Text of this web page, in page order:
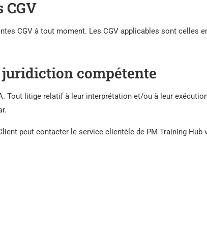
CGV à tout moment. Les CGV applicables sont celles
compétente
Tout litige relatif à leur interprétation et/ou à leur
peut contacter le service clientèle de PM Training Hub